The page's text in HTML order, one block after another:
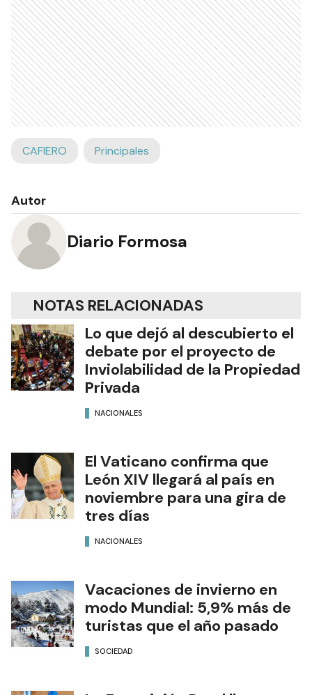
CAFIERO Principales
Autor
Diario Formosa
NOTAS RELACIONADAS
Lo que dejó al descubierto el
debate por el proyecto de
Inviolabilidad de la Propiedad
Privada
NACIONALES
El Vaticano confirma que
León XIV llegará al país en
noviembre para una gira de
tres días
NACIONALES
Vacaciones de invierno en
modo Mundial: 5,9% más de
turistas que el año pasado
SOCIEDAD